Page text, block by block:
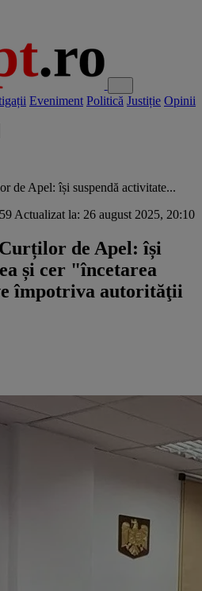
Eveniment Politică Justiție Opinii
de Apel: își suspendă activitate...
Actualizat la: 26 august 2025, 20:10
de Apel: își
și cer "încetarea
împotriva autorităţii